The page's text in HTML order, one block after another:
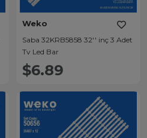
Weko
Saba 32KRB5858 32'' inç 3 Adet
Tv Led Bar
$6.89